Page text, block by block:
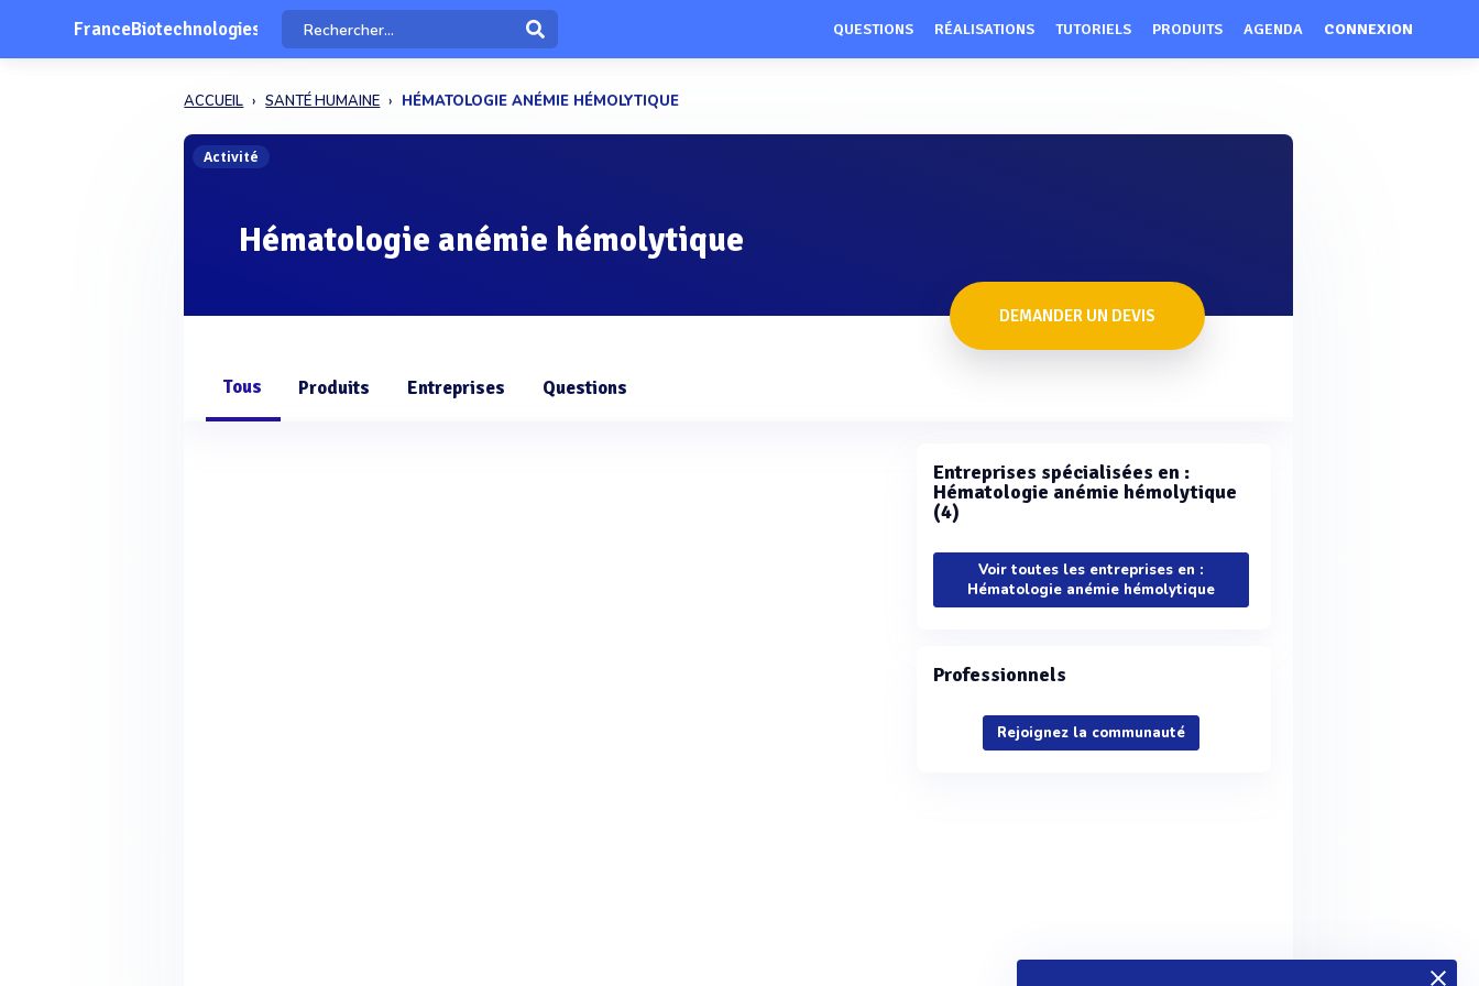
FranceBiotechnologies QUESTIONS RÉALISATIONS TUTORIELS PRODUITS AGENDA CONNEXION
ACCUEIL SANTÉ HUMAINE HÉMATOLOGIE ANÉMIE HÉMOLYTIQUE
Activité
Hématologie anémie hémolytique
DEMANDER UN DEVIS
Tous Produits Entreprises Questions
Entreprises spécialisées en :
Hématologie anémie hémolytique
(4)
Voir toutes les entreprises en :
Hématologie anémie hémolytique
Professionnels
Rejoignez la communauté